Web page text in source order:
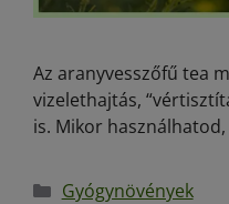
Az aranyvesszőfű tea
vizelethajtás,
is. Mikor
Gyógynövények